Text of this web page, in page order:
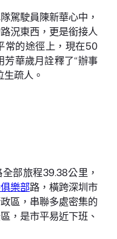
駛員陳新華心中，
況東西，更是銜接人
常的途徑上，現在50
華歲月詮釋了“辦事
疏人。
部旅程39.38公里，
樂部路，橫跨深圳市
區，串聯多處密集的
，是市平易近下班、